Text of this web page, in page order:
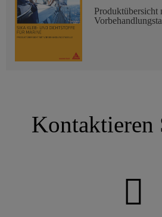
Produktübersicht
Kontaktieren